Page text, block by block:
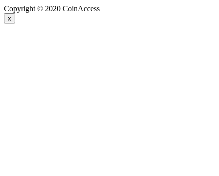
Copyright © 2020 CoinAccess